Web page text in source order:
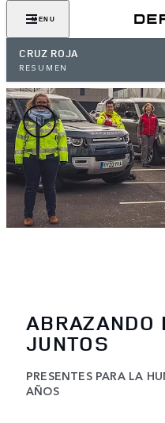
MENU
CRUZ ROJA
RESUMEN
ABRAZANDO
JUNTOS
PRESENTES PARA LA
AÑOS